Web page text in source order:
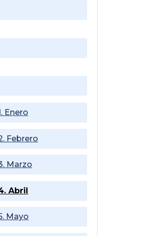
Enero
Febrero
Marzo
Abril
Mayo